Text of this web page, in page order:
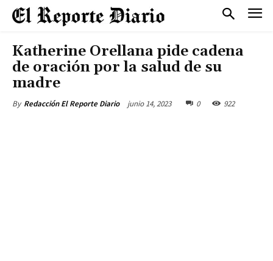
Katherine Orellana pide cadena
de oración por la salud de su
madre
By Redacción El Reporte Diario junio 14, 2023 0 922